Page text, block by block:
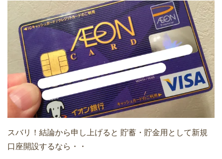
スバリ！結論から申し上げると 貯蓄・貯金用として新規
口座開設するなら・・